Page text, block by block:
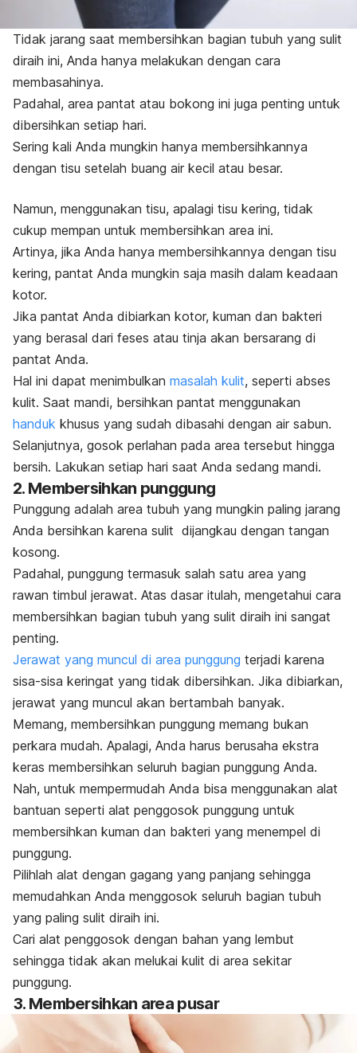
Tidak jarang saat membersihkan bagian tubuh yang sulit
diraih ini, Anda hanya melakukan dengan cara
membasahinya.
Padahal, area pantat atau bokong ini juga penting untuk
dibersihkan setiap hari.
Sering kali Anda mungkin hanya membersihkannya
dengan tisu setelah buang air kecil atau besar.
Namun, menggunakan tisu, apalagi tisu kering, tidak
cukup mempan untuk membersihkan area ini.
Artinya, jika Anda hanya membersihkannya dengan tisu
kering, pantat Anda mungkin saja masih dalam keadaan
kotor.
Jika pantat Anda dibiarkan kotor, kuman dan bakteri
yang berasal dari feses atau tinja akan bersarang di
pantat Anda.
Hal ini dapat menimbulkan masalah kulit, seperti abses
kulit. Saat mandi, bersihkan pantat menggunakan
handuk khusus yang sudah dibasahi dengan air sabun.
Selanjutnya, gosok perlahan pada area tersebut hingga
bersih. Lakukan setiap hari saat Anda sedang mandi.
2. Membersihkan punggung
Punggung adalah area tubuh yang mungkin paling jarang
Anda bersihkan karena sulit dijangkau dengan tangan
kosong.
Padahal, punggung termasuk salah satu area yang
rawan timbul jerawat. Atas dasar itulah, mengetahui cara
membersihkan bagian tubuh yang sulit diraih ini sangat
penting.
Jerawat yang muncul di area punggung terjadi karena
sisa-sisa keringat yang tidak dibersihkan. Jika dibiarkan,
jerawat yang muncul akan bertambah banyak.
Memang, membersihkan punggung memang bukan
perkara mudah. Apalagi, Anda harus berusaha ekstra
keras membersihkan seluruh bagian punggung Anda.
Nah, untuk mempermudah Anda bisa menggunakan alat
bantuan seperti alat penggosok punggung untuk
membersihkan kuman dan bakteri yang menempel di
punggung.
Pilihlah alat dengan gagang yang panjang sehingga
memudahkan Anda menggosok seluruh bagian tubuh
yang paling sulit diraih ini.
Cari alat penggosok dengan bahan yang lembut
sehingga tidak akan melukai kulit di area sekitar
punggung.
3. Membersihkan area pusar